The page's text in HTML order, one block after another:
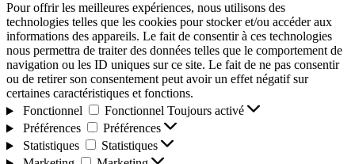
Pour offrir les meilleures expériences, nous utilisons des
technologies telles que les cookies pour stocker et/ou accéder aux
informations des appareils. Le fait de consentir à ces technologies
nous permettra de traiter des données telles que le comportement de
navigation ou les ID uniques sur ce site. Le fait de ne pas consentir
ou de retirer son consentement peut avoir un effet négatif sur
certaines caractéristiques et fonctions.
Fonctionnel
Fonctionnel Toujours activé
Préférences
Préférences
Statistiques
Statistiques